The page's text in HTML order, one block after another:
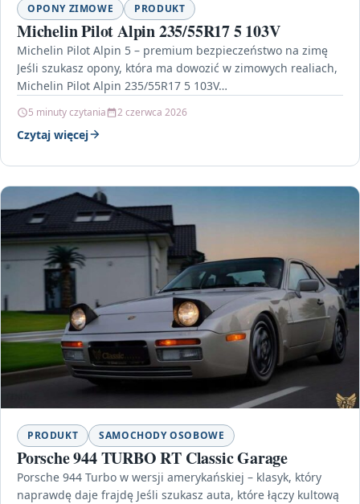
OPONY ZIMOWE PRODUKT
Michelin Pilot Alpin 235/55R17 5 103V
Michelin Pilot Alpin 5 – premium bezpieczeństwo na zimę
Jeśli szukasz opony, która ma dowozić w zimowych realiach,
Michelin Pilot Alpin 235/55R17 5 103V…
5 minuty czytania 2 czerwca 2026
Czytaj więcej
PRODUKT SAMOCHODY OSOBOWE
Porsche 944 TURBO RT Classic Garage
Porsche 944 Turbo w wersji amerykańskiej – klasyk, który
naprawdę daje frajdę Jeśli szukasz auta, które łączy kultową